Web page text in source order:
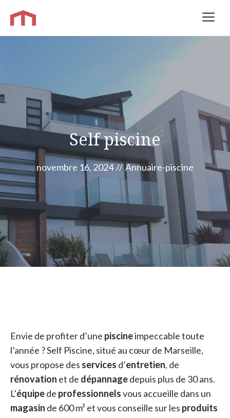
contenu
Self piscine
novembre 16, 2024 // Annuaire-piscine
Envie de profiter d’une piscineimpeccable toute
l’année ? Self Piscine, situé au cœur de Marseille,
vous propose des services d’entretien, de
rénovation et de dépannagedepuis plus de 30 ans.
L’équipede professionnelsvous accueille dans un
magasin de 600 m² et vous conseille sur les produits